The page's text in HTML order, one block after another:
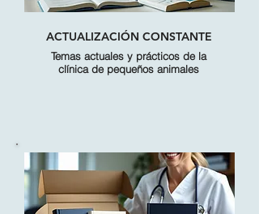
ACTUALIZACIÓN CONSTANTE
Temas actuales y prácticos de la
clínica de pequeños animales